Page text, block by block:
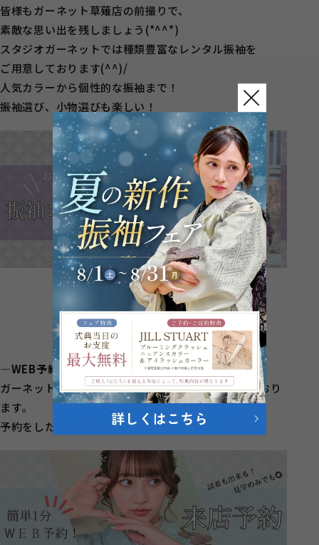
皆様もガーネット草薙店の前撮りで、
素敵な思い出を残しましょう(*^^*)
スタジオガーネットでは種類豊富なレンタル振袖を
ご用意しております(^^)/
人気カラーから個性的な振袖まで！
振袖選び、小物選びも楽しい！
―WEB予約について―
ガーネットでは現在WEBからのご予約を受け付けており
ます。
予約をしたいとき、お店の営業時間外でも可能！